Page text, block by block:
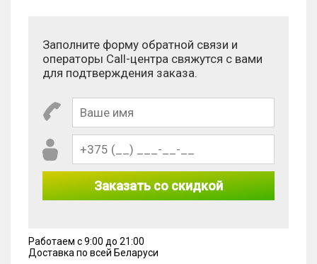
Сколько будет 8 - 7?
Заполните форму обратной связи и
операторы Call-центра свяжутся с вами
для подтверждения заказа.
Заказать со скидкой
Работаем с 9:00 до 21:00
Доставка по всей Беларуси